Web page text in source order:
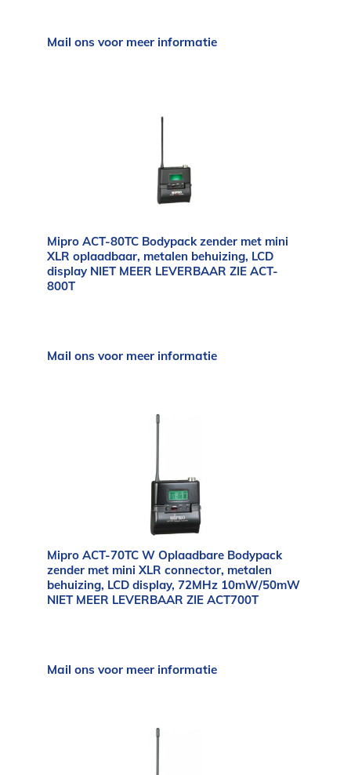
Mail ons voor meer informatie
Mipro ACT-80TC Bodypack zender met mini
XLR oplaadbaar, metalen behuizing, LCD
display NIET MEER LEVERBAAR ZIE ACT-
800T
Mail ons voor meer informatie
Mipro ACT-70TC W Oplaadbare Bodypack
zender met mini XLR connector, metalen
behuizing, LCD display, 72MHz 10mW/50mW
NIET MEER LEVERBAAR ZIE ACT700T
Mail ons voor meer informatie